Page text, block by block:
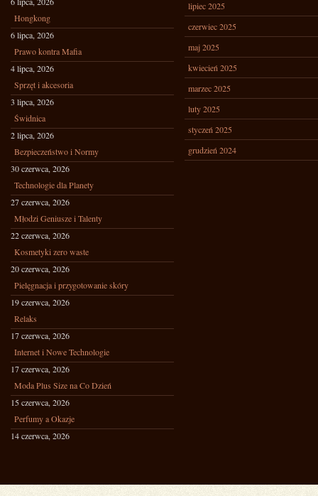
Hongkong
6 lipca, 2026
Prawo kontra Mafia
4 lipca, 2026
Sprzęt i akcesoria
3 lipca, 2026
Świdnica
2 lipca, 2026
Bezpieczeństwo i Normy
30 czerwca, 2026
Technologie dla Planety
27 czerwca, 2026
Młodzi Geniusze i Talenty
22 czerwca, 2026
Kosmetyki zero waste
20 czerwca, 2026
Pielęgnacja i przygotowanie skóry
19 czerwca, 2026
Relaks
17 czerwca, 2026
Internet i Nowe Technologie
17 czerwca, 2026
Moda Plus Size na Co Dzień
15 czerwca, 2026
Perfumy a Okazje
14 czerwca, 2026
lipiec 2025
czerwiec 2025
maj 2025
kwiecień 2025
marzec 2025
luty 2025
styczeń 2025
grudzień 2024